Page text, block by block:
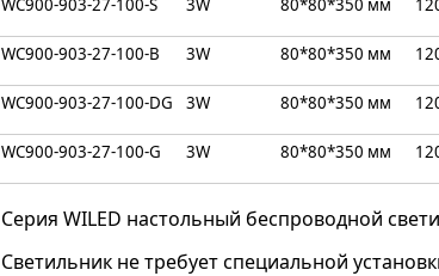
WC900-903-27-100-S
3W 80*80*350 мм
WC900-903-27-100-B 3W 80*80*350 мм
WC900-903-27-100-DG 3W 80*80*350 мм
WC900-903-27-100-G 3W 80*80*350 мм
Серия WILED настольный беспроводной
Светильник не требует специальной